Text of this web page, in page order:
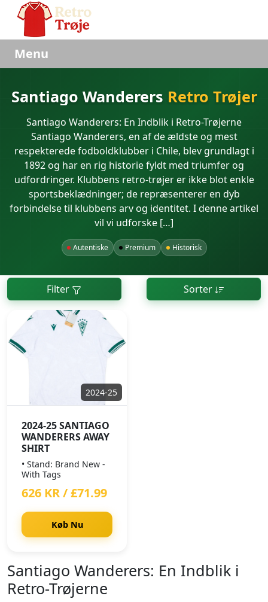
Menu
Santiago Wanderers Retro Trøjer
Santiago Wanderers: En Indblik i Retro-Trøjerne
Santiago Wanderers, en af de ældste og mest
respekterede fodboldklubber i Chile, blev grundlagt i
1892 og har en rig historie fyldt med triumfer og
udfordringer. Klubbens retro-trøjer er ikke blot enkle
sportsbeklædninger; de repræsenterer en dyb
forbindelse til klubbens arv og identitet. I denne artikel
vil vi udforske […]
Autentiske Premium Historisk
Filter Sorter
2024-25
2024-25 SANTIAGO
WANDERERS AWAY
SHIRT
• Stand: Brand New -
With Tags
626 KR / £71.99
Køb Nu
Santiago Wanderers: En Indblik i
Retro-Trøjerne